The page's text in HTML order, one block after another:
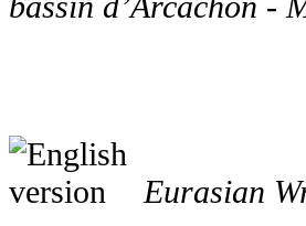
Eurasian